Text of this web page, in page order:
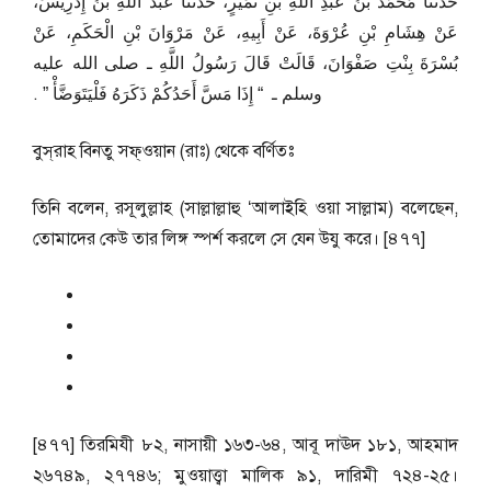
عَنْ هِشَامِ بْنِ عُرْوَةَ، عَنْ أَبِيهِ، عَنْ مَرْوَانَ بْنِ الْحَكَمِ، عَنْ
بُسْرَةَ بِنْتِ صَفْوَانَ، قَالَتْ قَالَ رَسُولُ اللَّهِ ـ صلى الله عليه
وسلم ـ ‏ “‏ إِذَا مَسَّ أَحَدُكُمْ ذَكَرَهُ فَلْيَتَوَضَّأْ ‏”‏ ‏.‏
বুস্‌রাহ বিনতু সফ্ওয়ান (রাঃ) থেকে বর্ণিতঃ
তিনি বলেন, রসূলুল্লাহ (সাল্লাল্লাহু ‘আলাইহি ওয়া সাল্লাম) বলেছেন,
তোমাদের কেউ তার লিঙ্গ স্পর্শ করলে সে যেন উযু করে। [৪৭৭]
[৪৭৭] তিরমিযী ৮২, নাসায়ী ১৬৩-৬৪, আবূ দাঊদ ১৮১, আহমাদ
২৬৭৪৯, ২৭৭৪৬; মুওয়াত্ত্বা মালিক ৯১, দারিমী ৭২৪-২৫।